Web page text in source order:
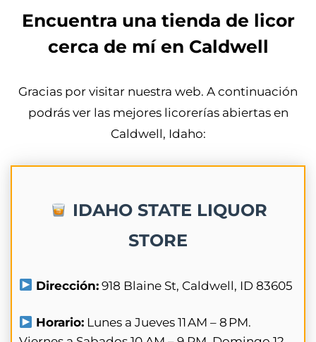
Encuentra una tienda de licor
cerca de mí en Caldwell
Gracias por visitar nuestra web. A continuación
podrás ver las mejores licorerías abiertas en
Caldwell, Idaho:
IDAHO STATE LIQUOR
STORE
Dirección: 918 Blaine St, Caldwell, ID 83605
Horario: Lunes a Jueves 11 AM – 8 PM.